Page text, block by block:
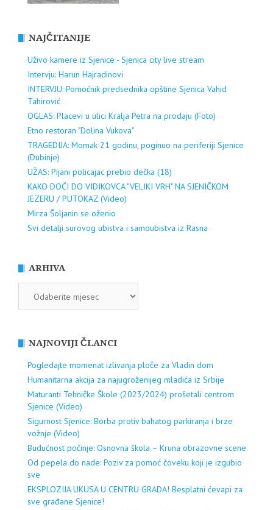
NAJČITANIJE
Uživo kamere iz Sjenice - Sjenica city live stream
Intervju: Harun Hajradinovi
INTERVJU: Pomoćnik predsednika opštine Sjenica Vahid
Tahirović
OGLAS: Placevi u ulici Kralja Petra na prodaju (Foto)
Etno restoran "Dolina Vukova"
TRAGEDIJA: Momak 21 godinu, poginuo na periferiji Sjenice
(Dubinje)
UŽAS: Pijani policajac prebio dečka (18)
KAKO DOĆI DO VIDIKOVCA "VELIKI VRH" NA SJENIČKOM
JEZERU / PUTOKAZ (Video)
Mirza Šoljanin se oženio
Svi detalji surovog ubistva i samoubistva iz Rasna
ARHIVA
NAJNOVIJI ČLANCI
Pogledajte momenat izlivanja ploče za Vladin dom
Humanitarna akcija za najugroženijeg mladića iz Srbije
Maturanti Tehničke Škole (2023/2024) prošetali centrom
Sjenice (Video)
Sigurnost Sjenice: Borba protiv bahatog parkiranja i brze
vožnje (Video)
Budućnost počinje: Osnovna škola – Kruna obrazovne scene
Od pepela do nade: Poziv za pomoć čoveku koji je izgubio
sve
EKSPLOZIJA UKUSA U CENTRU GRADA! Besplatni ćevapi za
sve građane Sjenice!